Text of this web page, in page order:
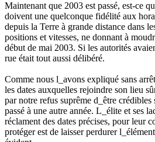
Maintenant que 2003 est passé, est-ce
doivent une quelconque fidélité aux
depuis la Terre à grande distance dans
positions et vitesses, ne donnant à
début de mai 2003. Si les autorités
rue était tout aussi délibéré.
Comme nous l_avons expliqué sans
les dates auxquelles rejoindre son lieu
par notre refus suprême d_être
passé à une autre année. L_élite et ses
réclament des dates précises, pour leur
protéger est de laisser perdurer